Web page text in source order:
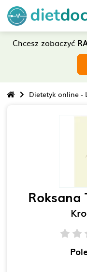
Chcesz zobaczyć
Dietetyk online -
Roksana